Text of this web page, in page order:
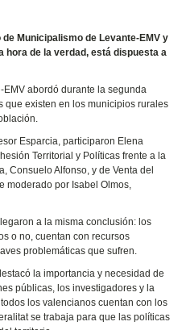
Municipalismo de Levante-EMV y
hora de la verdad, está dispuesta a
EMV abordó durante la segunda
que existen en los municipios rurales
Esparcia, participaron Elena
Territorial y Políticas frente a la
Consuelo Alfonso, y de Venta del
moderado por Isabel Olmos,
a la misma conclusión: los
o no, cuentan con recursos
problemáticas que sufren.
la importancia y necesidad de
públicas, los investigadores y la
los valencianos cuentan con los
se trabaja para que las políticas